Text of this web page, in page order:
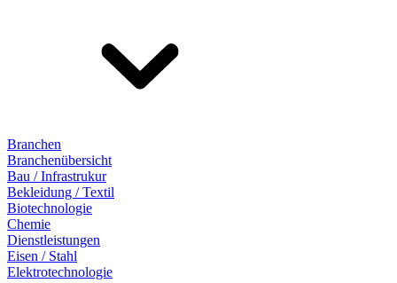
Branchen
Branchenübersicht
Bau / Infrastrukur
Bekleidung / Textil
Biotechnologie
Chemie
Dienstleistungen
Eisen / Stahl
Elektrotechnologie